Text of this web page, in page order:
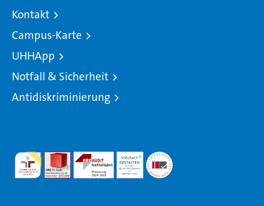
Kontakt
Campus-Karte
UHHApp
Notfall & Sicherheit
Antidiskriminierung